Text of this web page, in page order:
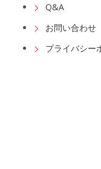
Q&A
お問い合わせ
プライバシー